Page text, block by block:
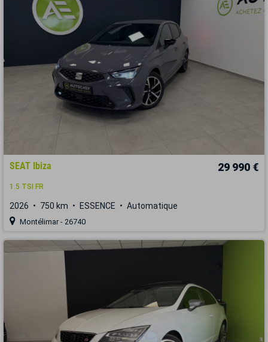
SEAT Ibiza 29 990 €
1.5 TSI FR
2026 750 km ESSENCE Automatique
Montélimar - 26740